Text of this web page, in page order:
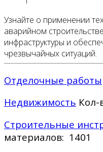
Узнайте о применении
аварийном
инфраструктуры и
чрезвычайных ситуаций.
Отделочные работы
Недвижимость Кол-
Строительные
материалов: 1401